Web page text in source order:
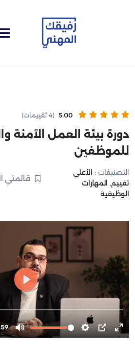
5.00 (4 تقييمات)
دورة بيئة العمل الآمنة
للموظفين
التصنيفات : الأعلي
تقييم, المهارات
الوظيفية
قائمتي